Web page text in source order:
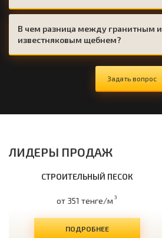
В чем разница между гранитным и
известняковым щебнем?
Задать вопрос
ЛИДЕРЫ ПРОДАЖ
СТРОИТЕЛЬНЫЙ ПЕСОК
от 351 тенге/м 3
ПОДРОБНЕЕ